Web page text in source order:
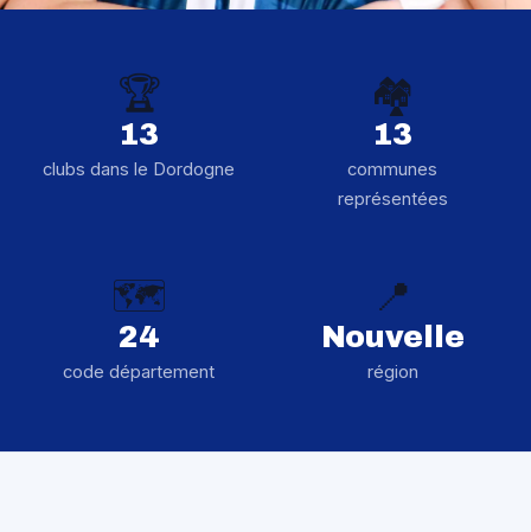
🏆
13
clubs dans le Dordogne
🏘️
13
communes
représentées
🗺️
24
code département
📍
Nouvelle
région